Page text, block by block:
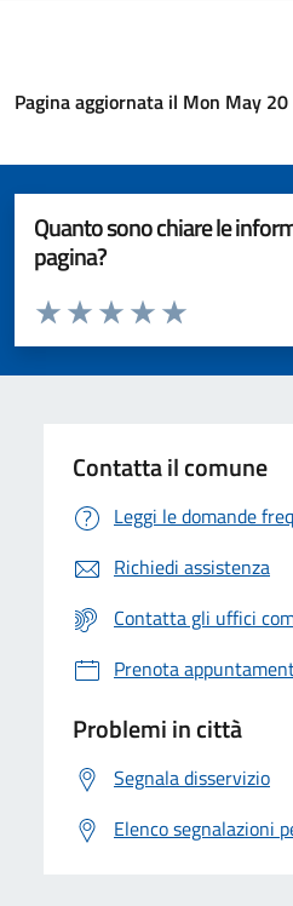
Pagina aggiornata il Mon May
Quanto sono chiare le
pagina?
Valuta da 1 a 5 stelle la pagina
Valuta 5 stelle
Valuta 4 stelle su 5
Valuta 3 stelle su 5
Valuta 2 stelle su 5
Valuta 1 stelle su 5
Contatta il comune
Leggi le domande
Richiedi assistenza
Contatta gli uffici
Prenota
Problemi in città
Segnala disservizio
Elenco segnalazioni